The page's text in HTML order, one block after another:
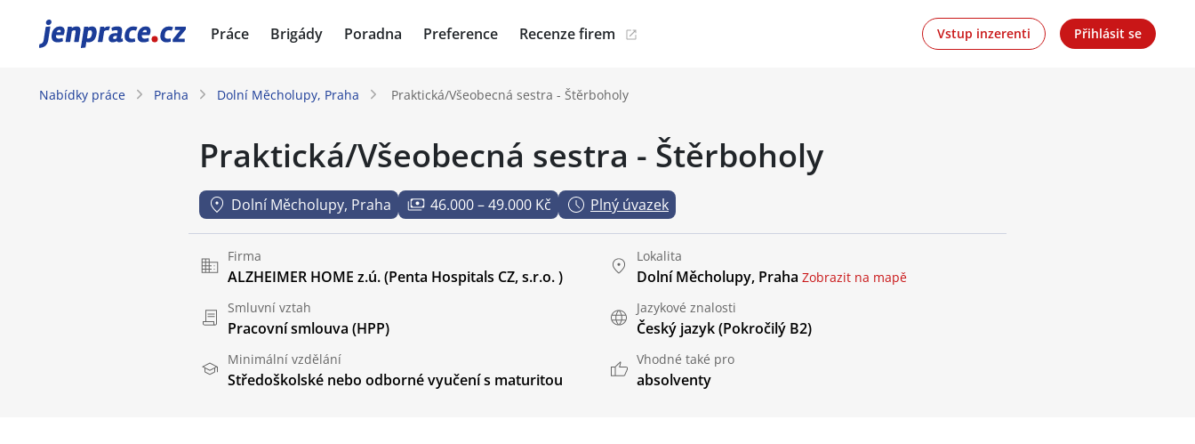
JenPráce.cz Práce Brigády Poradna Preference Recenze firem Vstup inzerenti Přihlásit se
Nabídky práce Praha Dolní Měcholupy, Praha Praktická/Všeobecná sestra - Štěrboholy
Praktická/Všeobecná sestra - Štěrboholy
Dolní Měcholupy, Praha 46.000 – 49.000 Kč Plný úvazek
Firma
ALZHEIMER HOME z.ú. (Penta Hospitals CZ, s.r.o. )
Lokalita
Dolní Měcholupy, Praha Zobrazit na mapě
Smluvní vztah
Pracovní smlouva (HPP)
Jazykové znalosti
Český jazyk(Pokročilý B2)
Minimální vzdělání
Středoškolské nebo odborné vyučení s maturitou
Vhodné také pro
absolventy